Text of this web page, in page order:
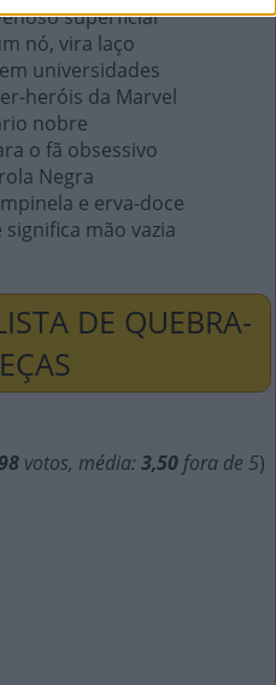
superficial
nó, vira laço
universidades
heróis da Marvel
nobre
o fã obsessivo
Negra
e erva-doce
mão vazia
DE QUEBRA-
98 votos, média: 3,50 fora de 5)